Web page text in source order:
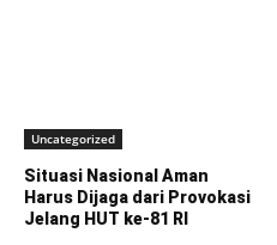
Uncategorized
Situasi Nasional Aman
Harus Dijaga dari Provokasi
Jelang HUT ke-81 RI